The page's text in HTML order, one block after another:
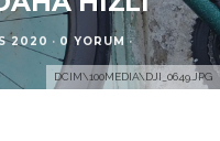
DCIM\100MEDIA\DJI_0649.JPG
2020 · 0 YORUM ·